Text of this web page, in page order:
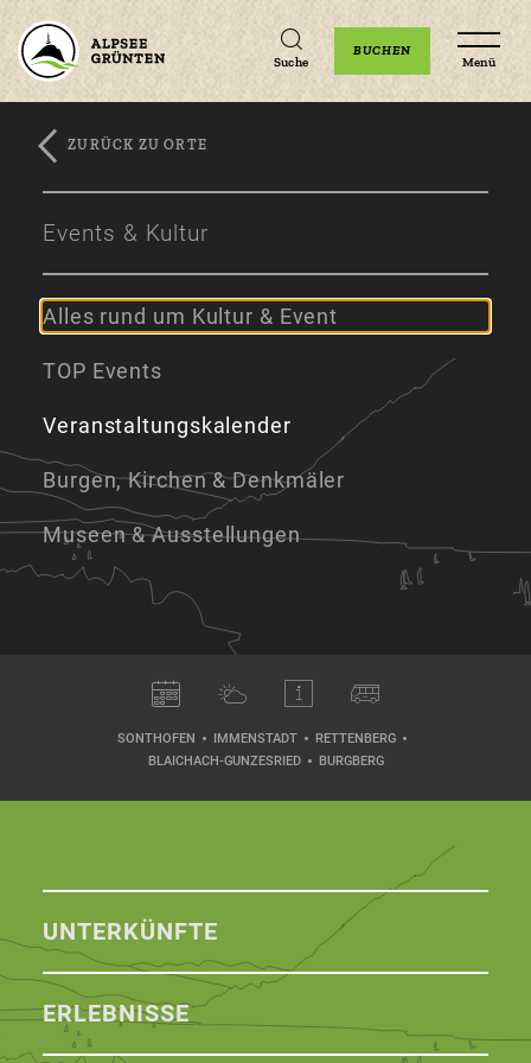
Zum
Zur
Zum
Suche
BUCHEN
Menü
ZURÜCK ZU ORTE
Events & Kultur
Alles rund um Kultur & Event
TOP Events
Veranstaltungskalender
Burgen, Kirchen & Denkmäler
Museen & Ausstellungen
SONTHOFEN IMMENSTADT
RETTENBERG
BLAICHACH-GUNZESRIED
BURGBERG
UNTERKÜNFTE
ERLEBNISSE
Unterkünfte Veranstaltungen